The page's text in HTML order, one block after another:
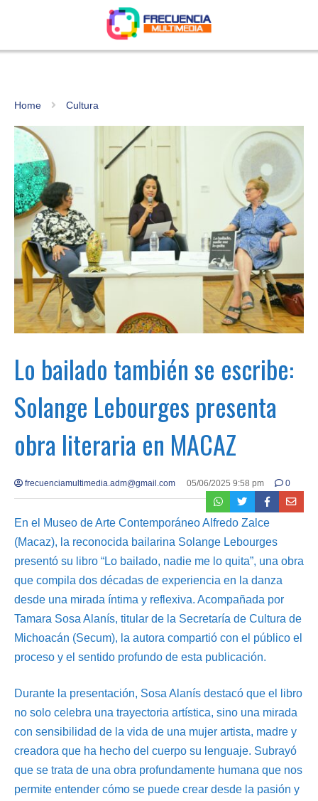
Home Cultura
Lo bailado también se escribe:
Solange Lebourges presenta
obra literaria en MACAZ
frecuenciamultimedia.adm@gmail.com 05/06/2025 9:58 pm 0
En el Museo de Arte Contemporáneo Alfredo Zalce
(Macaz), la reconocida bailarina Solange Lebourges
presentó su libro “Lo bailado, nadie me lo quita”, una obra
que compila dos décadas de experiencia en la danza
desde una mirada íntima y reflexiva. Acompañada por
Tamara Sosa Alanís, titular de la Secretaría de Cultura de
Michoacán (Secum), la autora compartió con el público el
proceso y el sentido profundo de esta publicación.
Durante la presentación, Sosa Alanís destacó que el libro
no solo celebra una trayectoria artística, sino una mirada
con sensibilidad de la vida de una mujer artista, madre y
creadora que ha hecho del cuerpo su lenguaje. Subrayó
que se trata de una obra profundamente humana que nos
permite entender cómo se puede crear desde la pasión y